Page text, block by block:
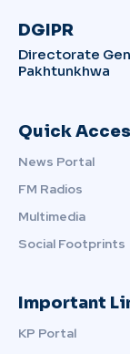
DGIPR
Directorate
Pakhtunkhwa
Quick
News Portal
FM Radios
Multimedia
Social Footprints
Important
KP Portal